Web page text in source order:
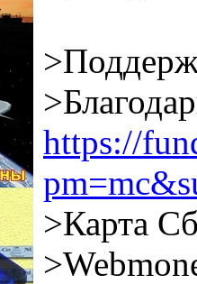
https://
>Карта